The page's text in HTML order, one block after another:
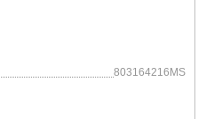
803164216MS